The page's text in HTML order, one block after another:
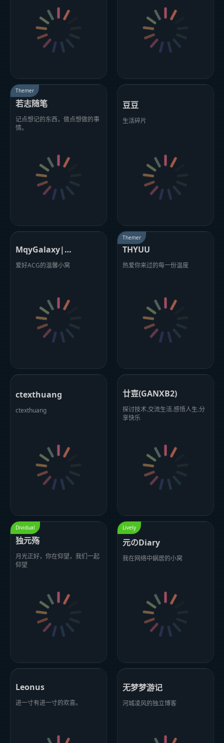
若志随笔
记点想记的东西，做点想做的事
情。
Themer
豆豆
生活碎片
MqyGalaxy|Blog
爱好ACG的温馨小窝
THYUU
热爱你来过的每一份温度
Themer
ctexthuang
ctexthuang
廿壴(GANXB2)
探讨技术.交流生活.感悟人生.分
享快乐
独元殇
月光正好，你在仰望，我们一起
仰望
Dividual
元のDiary
我在网络中蜗居的小窝
Lively
Leonus
进一寸有进一寸的欢喜。
无梦梦游记
河城凌风的独立博客